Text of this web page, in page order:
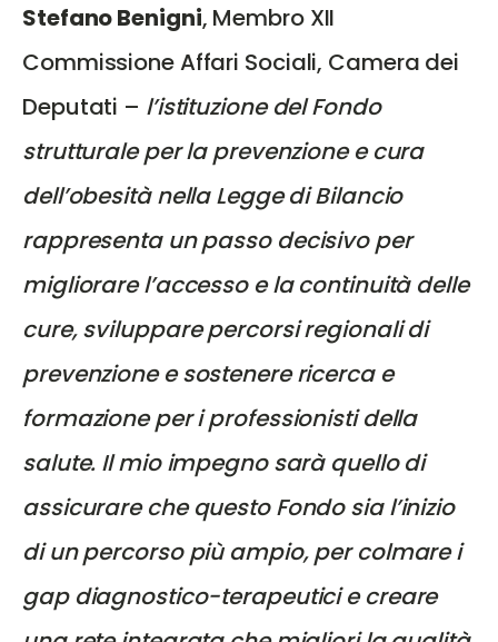
Stefano Benigni, Membro XII
Commissione Affari Sociali, Camera dei
Deputati – l’istituzione del Fondo
strutturale per la prevenzione e cura
dell’obesità nella Legge di Bilancio
rappresenta un passo decisivo per
migliorare l’accesso e la continuità delle
cure, sviluppare percorsi regionali di
prevenzione e sostenere ricerca e
formazione per i professionisti della
salute. Il mio impegno sarà quello di
assicurare che questo Fondo sia l’inizio
di un percorso più ampio, per colmare i
gap diagnostico-terapeutici e creare